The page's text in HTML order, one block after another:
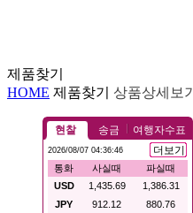
제품찾기
HOME 제품찾기 상품상세보기